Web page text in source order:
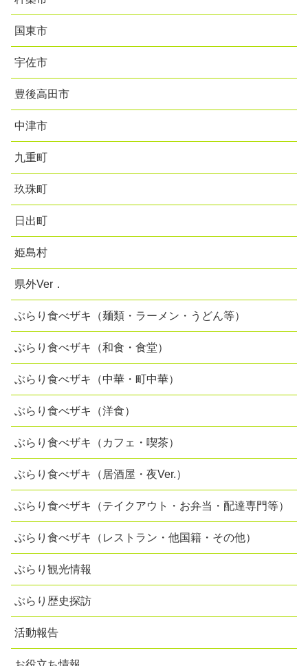
国東市
宇佐市
豊後高田市
中津市
九重町
玖珠町
日出町
姫島村
県外Ver．
ぶらり食べザキ（麺類・ラーメン・うどん等）
ぶらり食べザキ（和食・食堂）
ぶらり食べザキ（中華・町中華）
ぶらり食べザキ（洋食）
ぶらり食べザキ（カフェ・喫茶）
ぶらり食べザキ（居酒屋・夜Ver.）
ぶらり食べザキ（テイクアウト・お弁当・配達専門等）
ぶらり食べザキ（レストラン・他国籍・その他）
ぶらり観光情報
ぶらり歴史探訪
活動報告